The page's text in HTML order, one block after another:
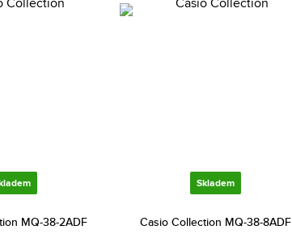
MQ-38-2ADF
Skladem
Casio Collection MQ-38-8ADF